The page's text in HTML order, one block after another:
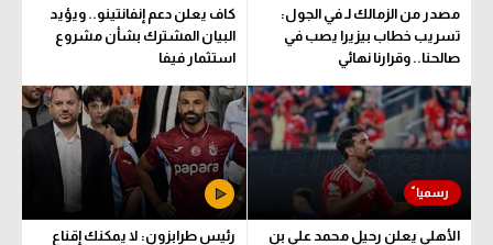
مصدر من الزمالك لـ في الجول:
تسريب خطاب بيزيرا يصب في
صالحنا.. وقرارنا نهائي
كاف يعلن دعم إنفانتينو.. ويؤيد
البيان المشترك بشأن مشروع
استثمار فيفا
الأهلي يعلن رحيل محمد علي بن
رئيس طرابزون: لا يمكنك إقناع